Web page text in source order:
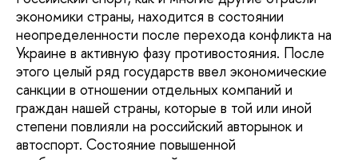
экономики страны, находится в состоянии
неопределенности после перехода конфликта на
Украине в активную фазу противостояния. После
этого целый ряд государств ввел экономические
санкции в отношении отдельных компаний и
граждан нашей страны, которые в той или иной
степени повлияли на российский авторынок и
автоспорт. Состояние повышенной